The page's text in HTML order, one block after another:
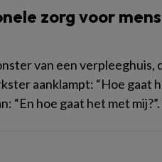
zorg voor
van een
aanklampt: “Hoe gaat
“En hoe gaat het met mij?”.